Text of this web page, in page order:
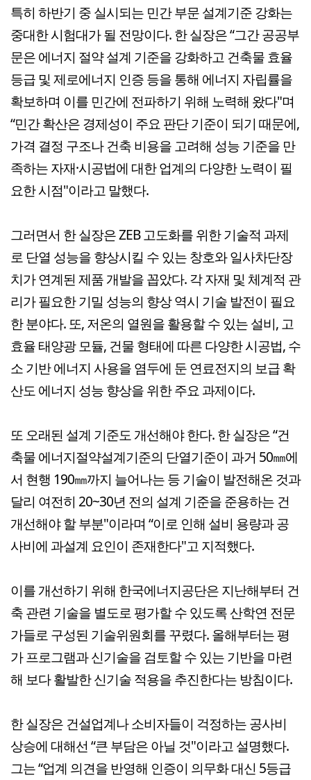
특히 하반기 중 실시되는 민간 부문 설계기준 강화는
중대한 시험대가 될 전망이다. 한 실장은 “그간 공공부
문은 에너지 절약 설계 기준을 강화하고 건축물 효율
등급 및 제로에너지 인증 등을 통해 에너지 자립률을
확보하며 이를 민간에 전파하기 위해 노력해 왔다"며
“민간 확산은 경제성이 주요 판단 기준이 되기 때문에,
가격 결정 구조나 건축 비용을 고려해 성능 기준을 만
족하는 자재·시공법에 대한 업계의 다양한 노력이 필
요한 시점"이라고 말했다.
그러면서 한 실장은 ZEB 고도화를 위한 기술적 과제
로 단열 성능을 향상시킬 수 있는 창호와 일사차단장
치가 연계된 제품 개발을 꼽았다. 각 자재 및 체계적 관
리가 필요한 기밀 성능의 향상 역시 기술 발전이 필요
한 분야다. 또, 저온의 열원을 활용할 수 있는 설비, 고
효율 태양광 모듈, 건물 형태에 따른 다양한 시공법, 수
소 기반 에너지 사용을 염두에 둔 연료전지의 보급 확
산도 에너지 성능 향상을 위한 주요 과제이다.
또 오래된 설계 기준도 개선해야 한다. 한 실장은 “건
축물 에너지절약설계기준의 단열기준이 과거 50㎜에
서 현행 190㎜까지 늘어나는 등 기술이 발전해온 것과
달리 여전히 20~30년 전의 설계 기준을 준용하는 건
개선해야 할 부분"이라며 “이로 인해 설비 용량과 공
사비에 과설계 요인이 존재한다"고 지적했다.
이를 개선하기 위해 한국에너지공단은 지난해부터 건
축 관련 기술을 별도로 평가할 수 있도록 산학연 전문
가들로 구성된 기술위원회를 꾸렸다. 올해부터는 평
가 프로그램과 신기술을 검토할 수 있는 기반을 마련
해 보다 활발한 신기술 적용을 추진한다는 방침이다.
한 실장은 건설업계나 소비자들이 걱정하는 공사비
상승에 대해선 “큰 부담은 아닐 것"이라고 설명했다.
그는 “업계 의견을 반영해 인증이 의무화 대신 5등급